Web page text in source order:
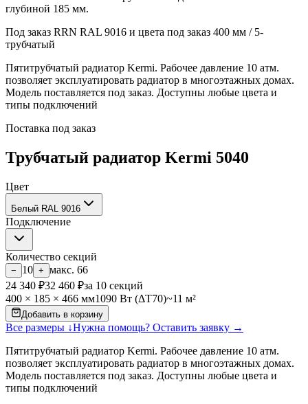
глубиной 185 мм.
Под заказ RRN RAL 9016 и цвета под заказ 400 мм / 5-
трубчатый
Пятитрубчатый радиатор Kermi. Рабочее давление 10 атм.
позволяет эксплуатировать радиатор в многоэтажных домах.
Модель поставляется под заказ. Доступны любые цвета и
типы подключений
Поставка под заказ
Трубчатый радиатор Kermi 5040
Цвет
Белый RAL 9016
Подключение
Количество секций
− 10 + макс. 66
24 340 ₽32 460 ₽за 10 секций
400 × 185 × 466 мм1090 Вт (ΔT70)~11 м²
Добавить в корзину
Все размеры ↓Нужна помощь? Оставить заявку →
Пятитрубчатый радиатор Kermi. Рабочее давление 10 атм.
позволяет эксплуатировать радиатор в многоэтажных домах.
Модель поставляется под заказ. Доступны любые цвета и
типы подключений